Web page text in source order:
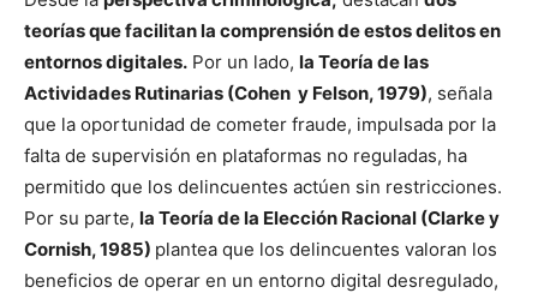
teorías que facilitan la comprensión de estos delitos en
entornos digitales. Por un lado, la Teoría de las
Actividades Rutinarias (Cohen y Felson, 1979), señala
que la oportunidad de cometer fraude, impulsada por la
falta de supervisión en plataformas no reguladas, ha
permitido que los delincuentes actúen sin restricciones.
Por su parte, la Teoría de la Elección Racional (Clarke y
Cornish, 1985) plantea que los delincuentes valoran los
beneficios de operar en un entorno digital desregulado,